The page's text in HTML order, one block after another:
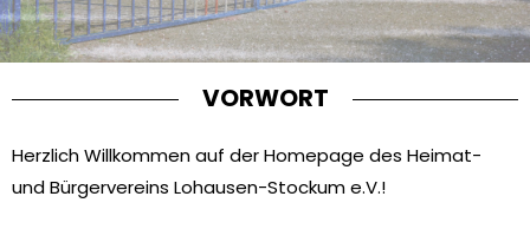
VORWORT
Herzlich Willkommen auf der Homepage des Heimat-
und Bürgervereins Lohausen-Stockum e.V.!